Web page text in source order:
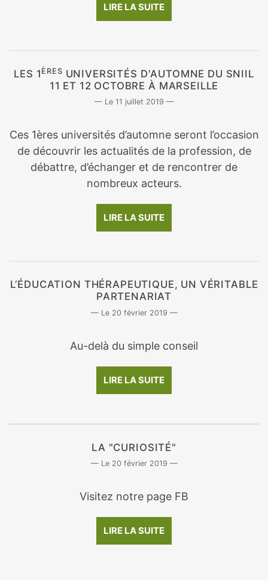
LIRE LA SUITE
LES 1 ÈRES UNIVERSITÉS D'AUTOMNE DU SNIIL
11 ET 12 OCTOBRE À MARSEILLE
11 juillet 2019
Ces 1ères universités d’automne seront l’occasion
de découvrir les actualités de la profession, de
débattre, d’échanger et de rencontrer de
nombreux acteurs.
LIRE LA SUITE
L’ÉDUCATION THÉRAPEUTIQUE, UN VÉRITABLE
PARTENARIAT
20 février 2019
Au-delà du simple conseil
LIRE LA SUITE
LA "CURIOSITÉ"
20 février 2019
Visitez notre page FB
LIRE LA SUITE